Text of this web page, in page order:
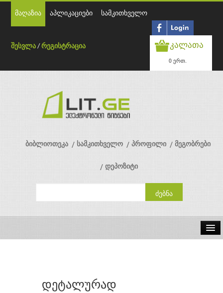
მაღაზია აპლიკაციები სამკითხველო
შესვლა /რეგისტრაცია კალათა
0 ერთ.
ბიბლიოთეკა სამკითხველო პროფილი მეგობრები
დეპოზიტი
ავტორებიდეტალურად